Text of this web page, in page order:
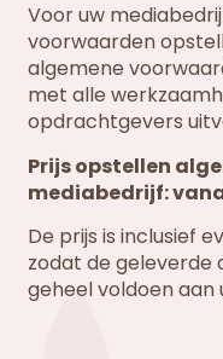
Voor uw
voorwaarden
algemene
met alle
opdrachtgevers
Prijs opstellen
mediabedrijf:
De prijs is inclusief
zodat de geleverde
geheel voldoen aan